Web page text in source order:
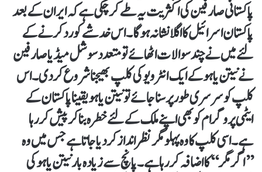
پاکستانی صارفین کی اکثریت یہ طے کرچکی ہے کہ ایران کے بعد
پاکستان اسرائیل کا اگلا نشانہ ہوگا۔ اس خدشے کو رد کرنے کے
لئے میں نے چند سوالات اٹھائے تو متعدد سوشل میڈیا صارفین
نے نیتن یاہو کے ایک انٹرویو کی کلپ بھیجنا شروع کردی۔ اس
کلپ کو سرسری طورپر سنا جائے تو نیتن یاہو یقینا پاکستان کے
ایٹمی پروگرام کو بھی اپنے ملک کے لئے خطرہ بناکر پیش کررہا
ہے۔ اسی کلپ کا وہ پہلو مگر نظرانداز کردیا جاتا ہے جس میں وہ
’’اگر مگر‘‘ کا اضافہ کررہا ہے۔ پانچ سے زیادہ بار نیتن یاہو کی